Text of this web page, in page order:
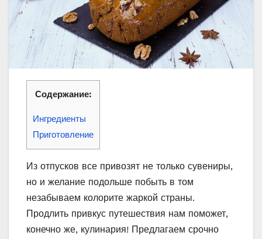
Содержание:
Ингредиенты
Приготовление
Из отпусков все привозят не только сувениры,
но и желание подольше побыть в том
незабываем колорите жаркой страны.
Продлить привкус путешествия нам поможет,
конечно же, кулинария! Предлагаем срочно